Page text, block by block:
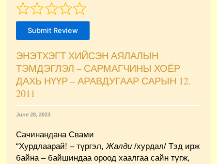
Submit Review
ЭНЭТХЭГТ ХИЙСЭН АЯЛАЛЫН
ТЭМДЭГЛЭЛ – САРМАГЧИНЫ ХОЁР
ДАХЬ НҮҮР – АРАВДУГААР САРЫН 12.
2011
June 28, 2023
Сачинандана Свами
“Хурдлаарай! – түргэл,Жалди /хурдал/ Тэд ирж
байна – байшиндаа ороод хаалгаа сайн түгж,